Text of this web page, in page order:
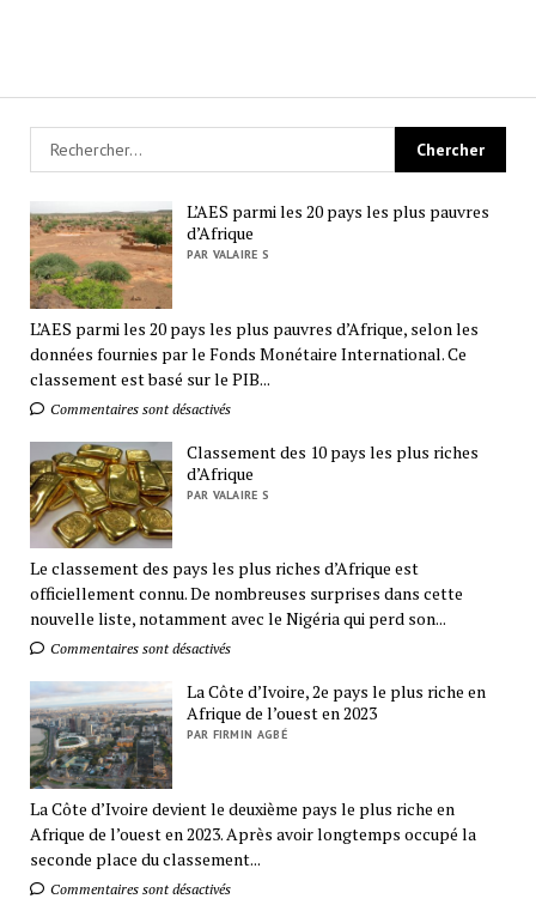
L’AES parmi les 20 pays les plus pauvres
d’Afrique
PAR VALAIRE S
L’AES parmi les 20 pays les plus pauvres d’Afrique, selon les
données fournies par le Fonds Monétaire International. Ce
classement est basé sur le PIB...
Commentaires sont désactivés
Classement des 10 pays les plus riches
d’Afrique
PAR VALAIRE S
Le classement des pays les plus riches d’Afrique est
officiellement connu. De nombreuses surprises dans cette
nouvelle liste, notamment avec le Nigéria qui perd son...
Commentaires sont désactivés
La Côte d’Ivoire, 2e pays le plus riche en
Afrique de l’ouest en 2023
PAR FIRMIN AGBÉ
La Côte d’Ivoire devient le deuxième pays le plus riche en
Afrique de l’ouest en 2023. Après avoir longtemps occupé la
seconde place du classement...
Commentaires sont désactivés